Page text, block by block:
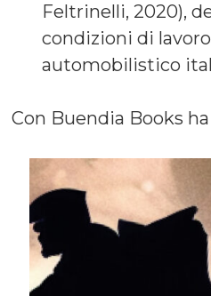
Feltrinelli, 2020),
condizioni di
automobilistico
Con Buendia Books